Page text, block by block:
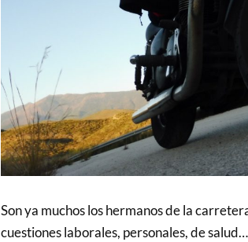
Son ya muchos los hermanos de la
cuestiones laborales, personales, de